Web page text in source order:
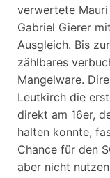
verwertete
Gabriel Gierer
Ausgleich. Bis
zählbares
Mangelware.
Leutkirch die
direkt am 16er,
halten konnte,
Chance für den
aber nicht